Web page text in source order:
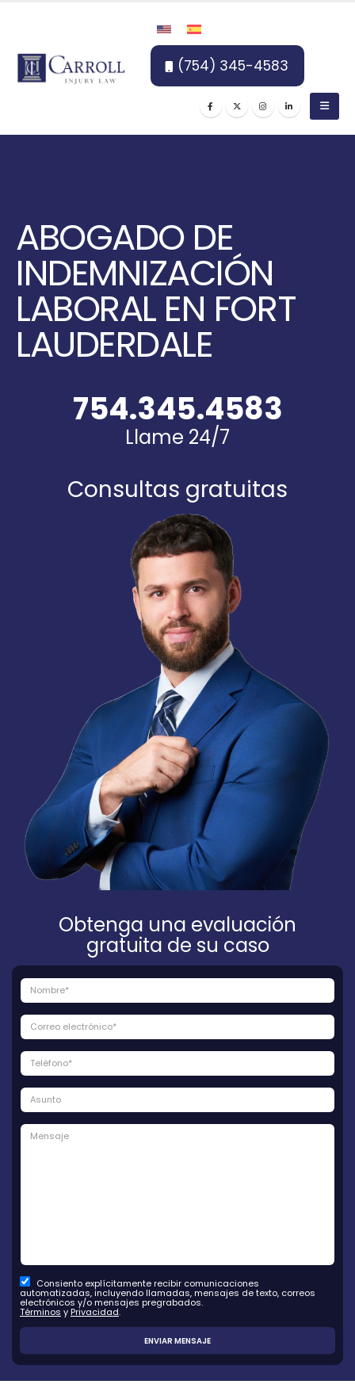
(754) 345-4583
ABOGADO DE
INDEMNIZACIÓN
LABORAL EN FORT
LAUDERDALE
754.345.4583
Llame 24/7
Consultas gratuitas
Obtenga una evaluación
gratuita de su caso
Consiento explícitamente recibir comunicaciones
automatizadas, incluyendo llamadas, mensajes de texto, correos
electrónicos y/o mensajes pregrabados.
Términos y Privacidad.